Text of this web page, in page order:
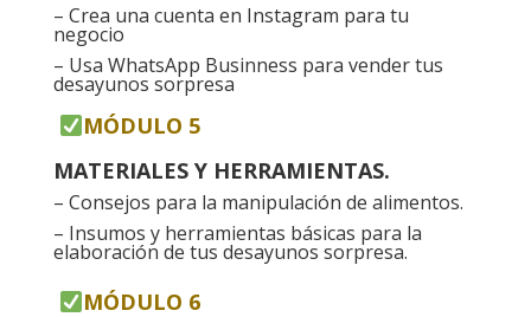
– Crea una cuenta en Instagram para tu
negocio
– Usa WhatsApp Businness para vender tus
desayunos sorpresa
MÓDULO 5
MATERIALES Y HERRAMIENTAS.
– Consejos para la manipulación de alimentos.
– Insumos y herramientas básicas para la
elaboración de tus desayunos sorpresa.
MÓDULO 6